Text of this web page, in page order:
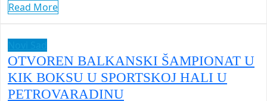
Read More
OTVOREN BALKANSKI ŠAMPIONAT U
KIK BOKSU U SPORTSKOJ HALI U
PETROVARADINU